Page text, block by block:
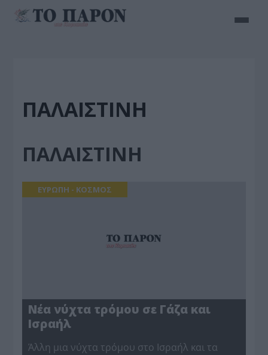
ΠΑΛΑΙΣΤΙΝΗ
ΠΑΛΑΙΣΤΙΝΗ
ΕΥΡΩΠΗ - ΚΟΣΜΟΣ
Νέα νύχτα τρόμου σε Γάζα και
Ισραήλ
Άλλη μια νύχτα τρόμου στο Ισραήλ και τα